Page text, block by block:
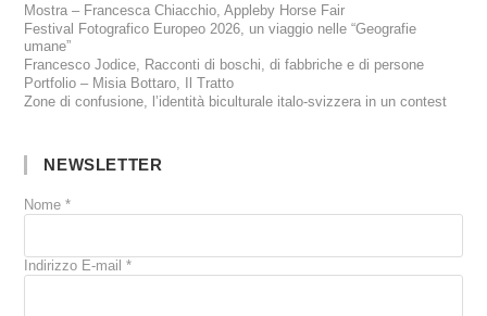
Mostra – Francesca Chiacchio, Appleby Horse Fair
Festival Fotografico Europeo 2026, un viaggio nelle “Geografie
umane”
Francesco Jodice, Racconti di boschi, di fabbriche e di persone
Portfolio – Misia Bottaro, Il Tratto
Zone di confusione, l’identità biculturale italo-svizzera in un contest
NEWSLETTER
Nome*
Indirizzo E-mail*